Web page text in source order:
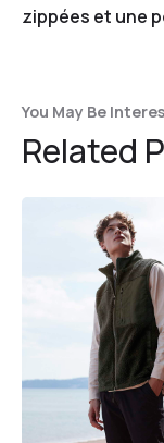
zippées et une
You May Be
Related